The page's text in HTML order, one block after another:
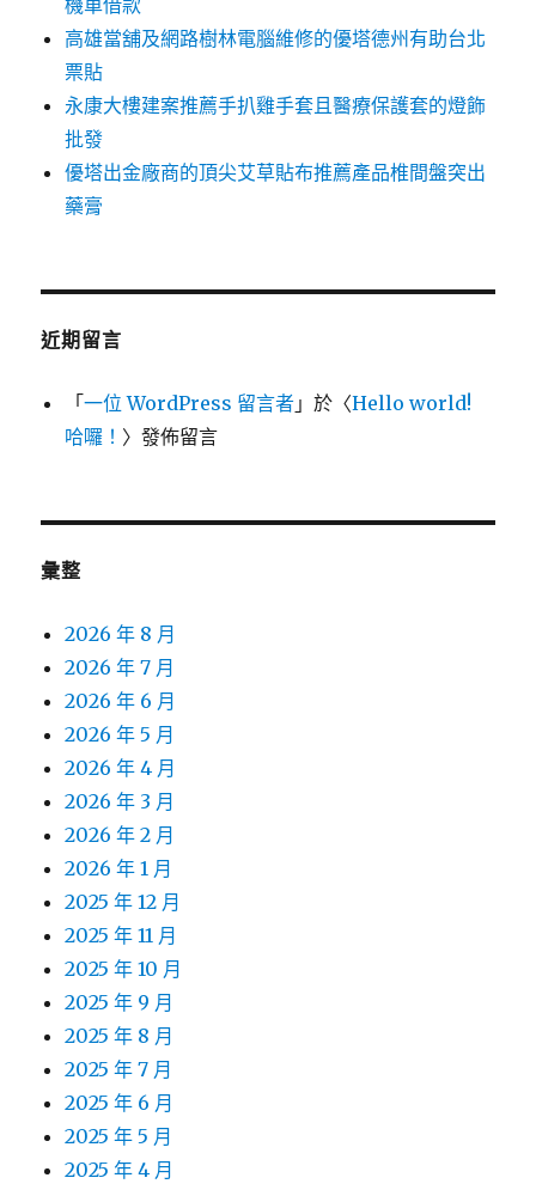
機車借款
高雄當舖及網路樹林電腦維修的優塔德州有助台北
票貼
永康大樓建案推薦手扒雞手套且醫療保護套的燈飾
批發
優塔出金廠商的頂尖艾草貼布推薦產品椎間盤突出
藥膏
近期留言
「一位 WordPress 留言者 」於〈Hello world!
哈囉！ 〉發佈留言
彙整
2026 年 8 月
2026 年 7 月
2026 年 6 月
2026 年 5 月
2026 年 4 月
2026 年 3 月
2026 年 2 月
2026 年 1 月
2025 年 12 月
2025 年 11 月
2025 年 10 月
2025 年 9 月
2025 年 8 月
2025 年 7 月
2025 年 6 月
2025 年 5 月
2025 年 4 月